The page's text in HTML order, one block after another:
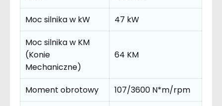
Moc silnika w kW
47 kW
Moc silnika w KM
(Konie
Mechaniczne)
64 KM
Moment obrotowy
107/3600 N*m/rpm